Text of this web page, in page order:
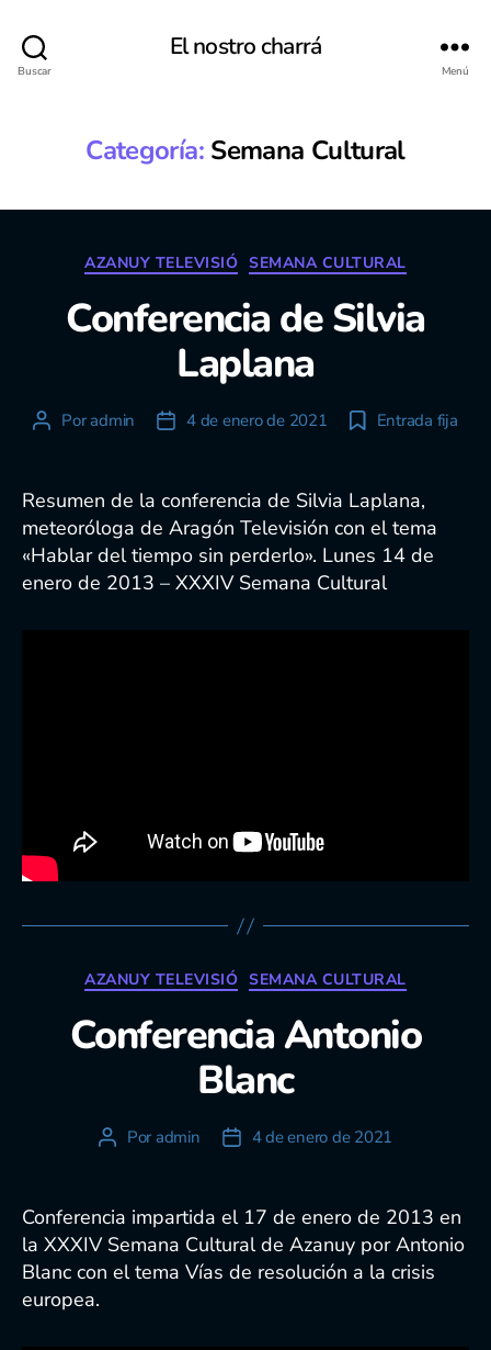
Buscar
El nostro charrá
Menú
Categoría: Semana Cultural
Categorías
AZANUY TELEVISIÓ SEMANA CULTURAL
Conferencia de Silvia
Laplana
Autor
entrada
Por admin
Fecha
entrada
4 de enero de 2021 Entrada fija
Resumen de la conferencia de Silvia Laplana,
meteoróloga de Aragón Televisión con el tema
«Hablar del tiempo sin perderlo». Lunes 14 de
enero de 2013 – XXXIV Semana Cultural
Categorías
AZANUY TELEVISIÓ SEMANA CULTURAL
Conferencia Antonio
Blanc
Autor
entrada
Por admin
Fecha
entrada
4 de enero de 2021
Conferencia impartida el 17 de enero de 2013 en
la XXXIV Semana Cultural de Azanuy por Antonio
Blanc con el tema Vías de resolución a la crisis
europea.